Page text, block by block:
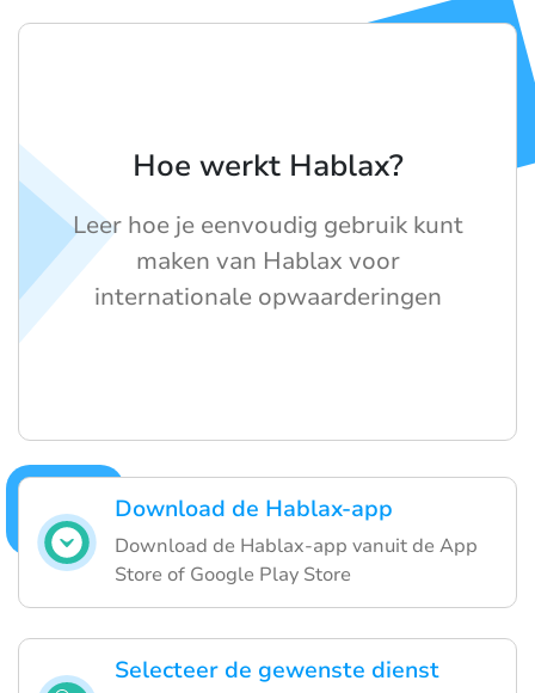
Download de Hablax-app
Download de Hablax-app vanuit de App
Store of Google Play Store
Selecteer de gewenste dienst
Hoe werkt Hablax?
Leer hoe je eenvoudig gebruik kunt
maken van Hablax voor
internationale opwaarderingen